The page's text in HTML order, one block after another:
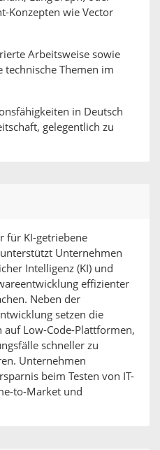
Konzepten wie Vector
Arbeitsweise sowie
technische Themen im
in Deutsch
gelegentlich zu
für KI-getriebene
Unternehmen
Intelligenz (KI) und
effizienter
Neben der
setzen die
auf Low-Code-Plattformen,
schneller zu
Unternehmen
beim Testen von IT-
to-Market und